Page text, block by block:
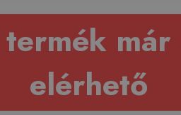
termék már
elérhető